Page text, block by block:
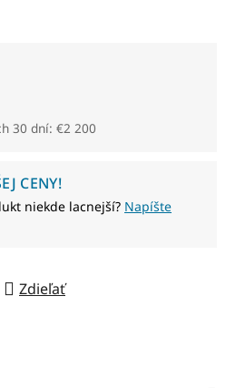
30 dní: €2 200
CENY!
niekde lacnejší? Napíšte
Zdieľať